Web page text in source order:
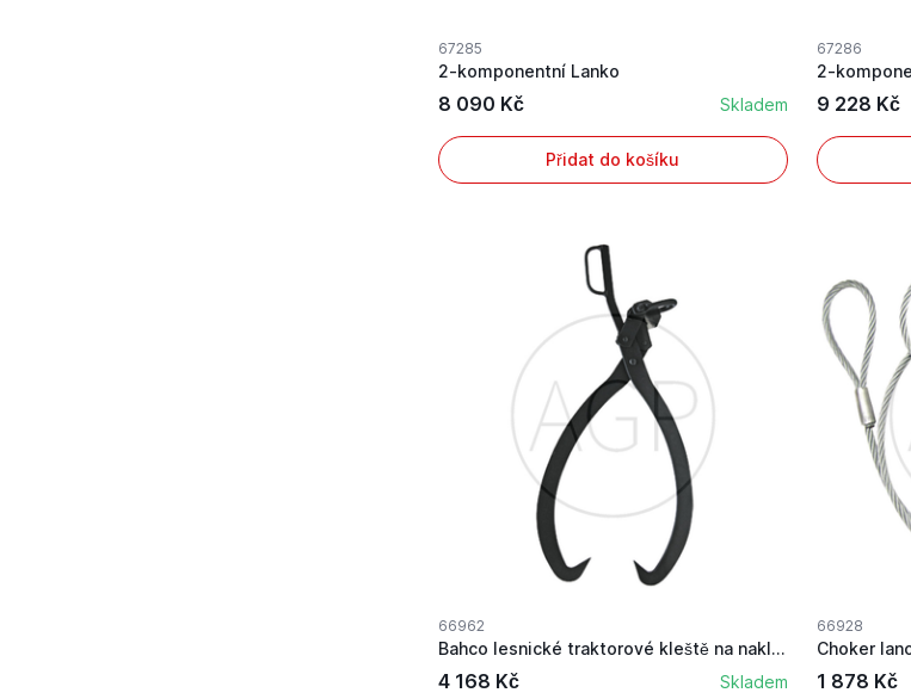
67285
2-komponentní Lanko
8 090 Kč Skladem
Přidat do košíku
67286
2-
9 228 Kč
66962
Bahco lesnické traktorové kleště na nakládání o...
4 168 Kč Skladem
66928
Choker
1 878 Kč